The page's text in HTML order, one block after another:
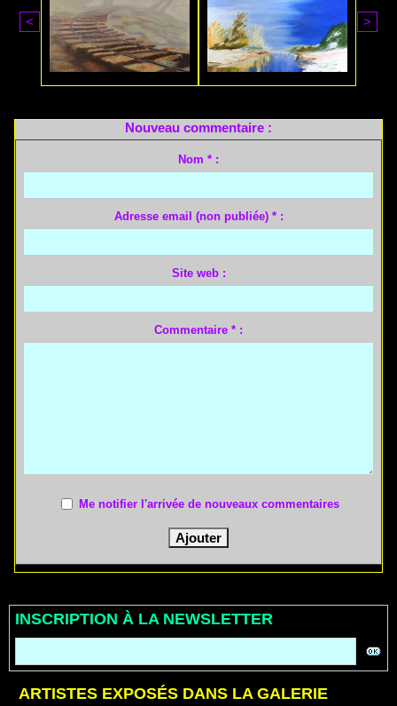
< >
Nouveau commentaire :
Nom * :
Adresse email (non publiée) * :
Site web :
Commentaire * :
Me notifier l'arrivée de nouveaux commentaires
INSCRIPTION À LA NEWSLETTER
ARTISTES EXPOSÉS DANS LA GALERIE